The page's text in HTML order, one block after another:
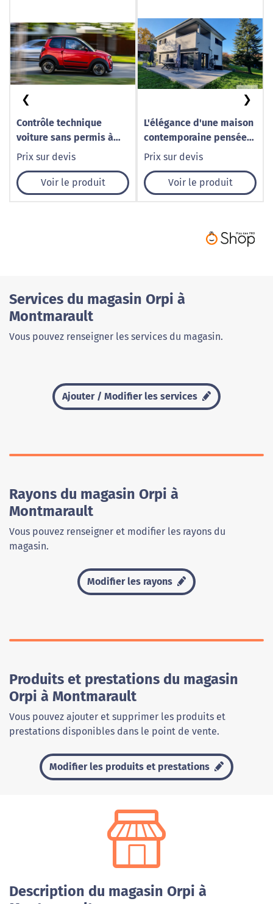
Contrôle technique
voiture sans permis à
Chauny – Norisko
Prix sur devis
Voir le produit
L'élégance d'une maison
contemporaine pensée
pour ses occupants
Prix sur devis
Voir le produit
❮ ❯
Services du magasin Orpi à
Montmarault
Vous pouvez renseigner les services du magasin.
Ajouter / Modifier les services
Rayons du magasin Orpi à
Montmarault
Vous pouvez renseigner et modifier les rayons du
magasin.
Modifier les rayons
Produits et prestations du magasin
Orpi à Montmarault
Vous pouvez ajouter et supprimer les produits et
prestations disponibles dans le point de vente.
Modifier les produits et prestations
Description du magasin Orpi à